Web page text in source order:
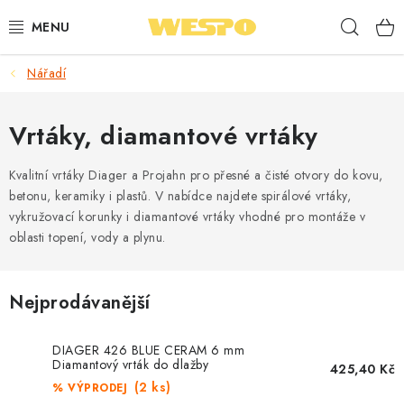
na
ARMATURY PRO TOPENÍ A VODU
TOPENÍ A OHŘEV VODY
TVAROVKY A TRUBKY
VODOINSTALACE
⭐ NEJLÉPE HODNOCENÉ
🏷️ VÝPRODEJ
Nářadí
Vrtáky, diamantové vrtáky
Kvalitní vrtáky Diager a Projahn pro přesné a čisté otvory do kovu,
betonu, keramiky i plastů. V nabídce najdete spirálové vrtáky,
vykružovací korunky i diamantové vrtáky vhodné pro montáže v
oblasti topení, vody a plynu.
Nejprodávanější
DIAGER 426 BLUE CERAM 6 mm
Diamantový vrták do dlažby
% VÝPRODEJ (2 ks)
425,40 Kč